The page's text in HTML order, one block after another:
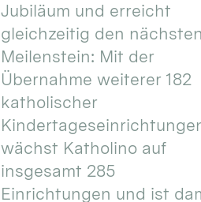
Jubiläum und erreicht
gleichzeitig den nächsten
Meilenstein: Mit der
Übernahme weiterer 182
katholischer
wächst Katholino auf
insgesamt 285
Einrichtungen und ist